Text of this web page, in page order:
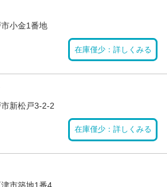
小金1番地
在庫僅少：詳しくみる
新松戸3-2-2
在庫僅少：詳しくみる